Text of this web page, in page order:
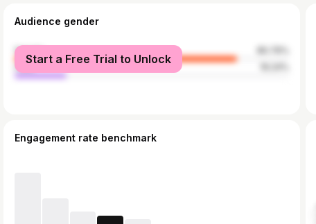
Audience gender
female
male
Start a Free Trial to Unlock
Engagement rate benchmark